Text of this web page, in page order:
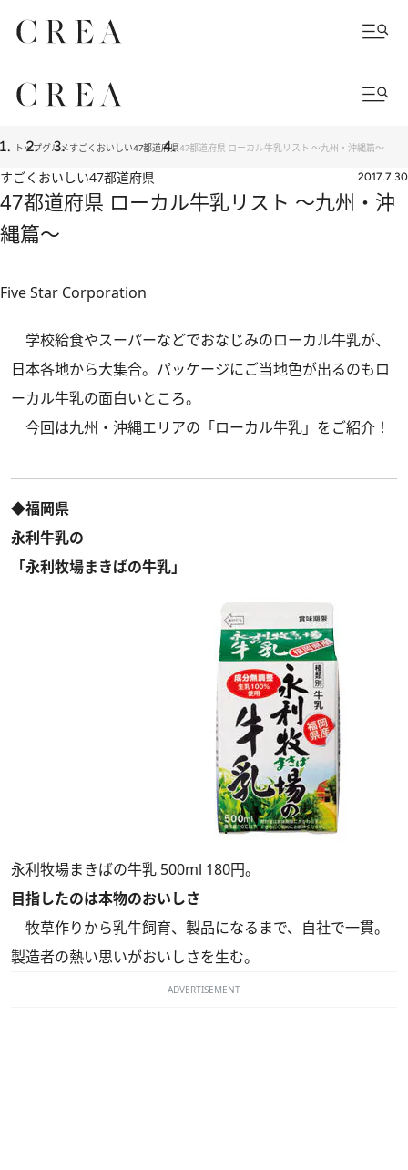
トップグルメすごくおいしい47都道府県47都道府県 ローカル牛乳リスト ～九州・沖縄篇～
すごくおいしい47都道府県 2017.7.30
47都道府県 ローカル牛乳リスト ～九州・沖
縄篇～
Five Star Corporation
学校給食やスーパーなどでおなじみのローカル牛乳が、
日本各地から大集合。パッケージにご当地色が出るのもロ
ーカル牛乳の面白いところ。
今回は九州・沖縄エリアの「ローカル牛乳」をご紹介！
◆福岡県
永利牛乳の
「永利牧場まきばの牛乳」
永利牧場まきばの牛乳 500ml 180円。
目指したのは本物のおいしさ
牧草作りから乳牛飼育、製品になるまで、自社で一貫。
製造者の熱い思いがおいしさを生む。
ADVERTISEMENT